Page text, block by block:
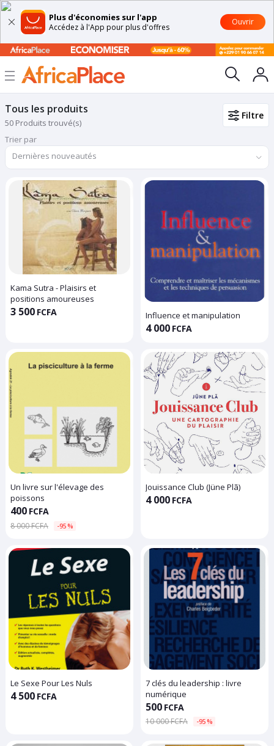
Plus d'économies sur l'app
Accédez à l'App pour plus d'offres
Ouvrir
Tous les produits
50 Produits trouvé(s)
Filtre
Trier par
Dernières nouveautés
Kama Sutra - Plaisirs et
positions amoureuses
3 500 FCFA Influence et manipulation
4 000 FCFA
Un livre sur l'élevage des
poissons
400 FCFA
8 000 FCFA -95%
Jouissance Club (Jüne Plã)
4 000 FCFA
Le Sexe Pour Les Nuls
4 500 FCFA
7 clés du leadership : livre
numérique
500 FCFA
10 000 FCFA -95%